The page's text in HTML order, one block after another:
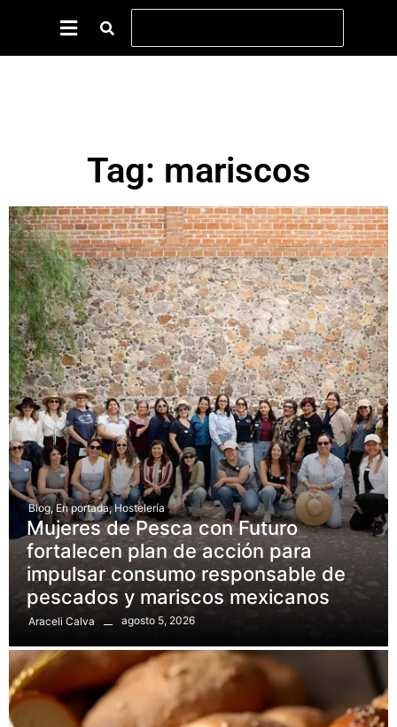
Tag: mariscos
Blog, En portada, Hostelería
Mujeres de Pesca con Futuro
fortalecen plan de acción para
impulsar consumo responsable de
pescados y mariscos mexicanos
Araceli Calva agosto 5, 2026